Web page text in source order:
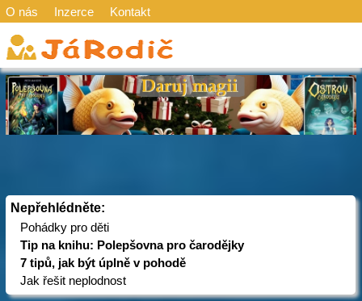
O nás Inzerce Kontakt
Nepřehlédněte:
Pohádky pro děti
Tip na knihu: Polepšovna pro čarodějky
7 tipů, jak být úplně v pohodě
Jak řešit neplodnost